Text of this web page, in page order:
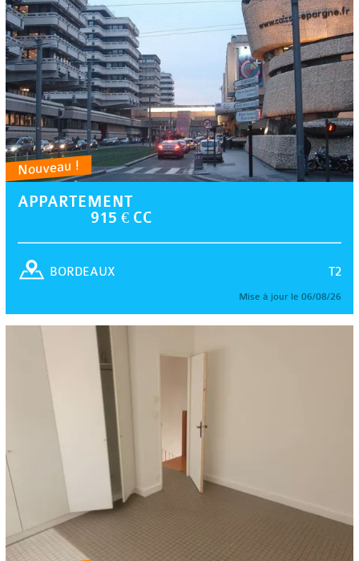
Nouveau !
APPARTEMENT
915 € CC
T2
BORDEAUX
Mise à jour le 06/08/26